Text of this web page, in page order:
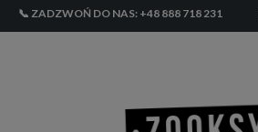
📞 ZADZWOŃ DO NAS: +48 888 718 231